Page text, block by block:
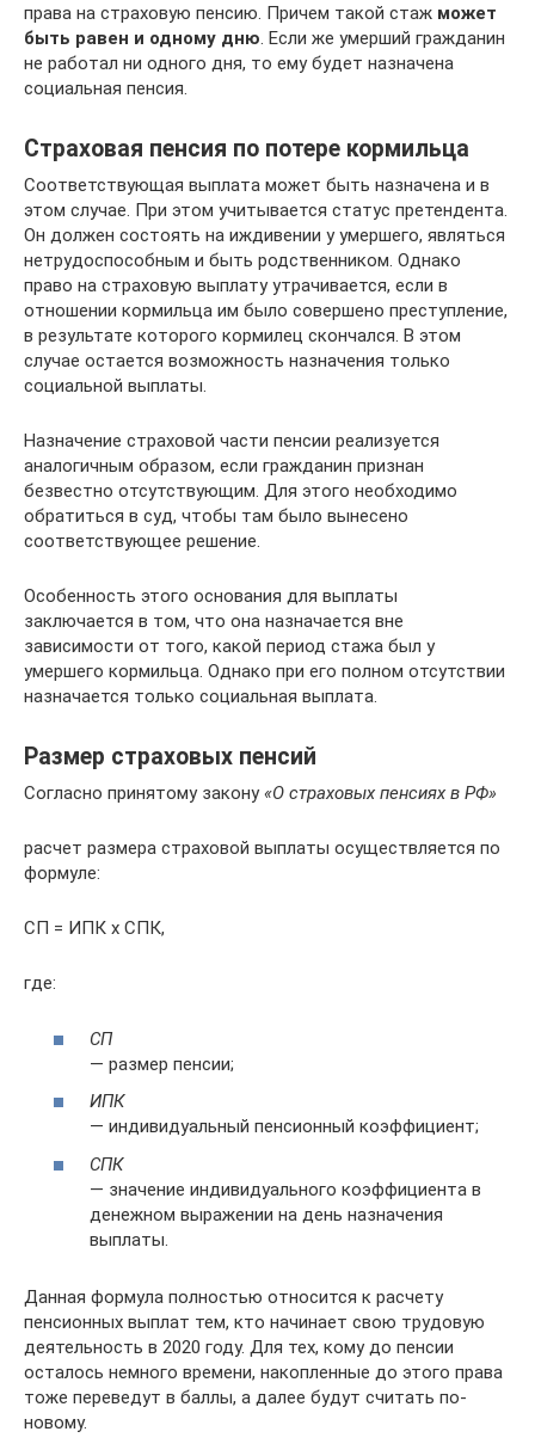
права на страховую пенсию. Причем такой стаж может
быть равен и одному дню. Если же умерший гражданин
не работал ни одного дня, то ему будет назначена
социальная пенсия.
Страховая пенсия по потере кормильца
Соответствующая выплата может быть назначена и в
этом случае. При этом учитывается статус претендента.
Он должен состоять на иждивении у умершего, являться
нетрудоспособным и быть родственником. Однако
право на страховую выплату утрачивается, если в
отношении кормильца им было совершено преступление,
в результате которого кормилец скончался. В этом
случае остается возможность назначения только
социальной выплаты.
Назначение страховой части пенсии реализуется
аналогичным образом, если гражданин признан
безвестно отсутствующим. Для этого необходимо
обратиться в суд, чтобы там было вынесено
соответствующее решение.
Особенность этого основания для выплаты
заключается в том, что она назначается вне
зависимости от того, какой период стажа был у
умершего кормильца. Однако при его полном отсутствии
назначается только социальная выплата.
Размер страховых пенсий
Согласно принятому закону«О страховых пенсиях в РФ»
расчет размера страховой выплаты осуществляется по
формуле:
СП = ИПК х СПК,
где:
СП
— размер пенсии;
ИПК
— индивидуальный пенсионный коэффициент;
СПК
— значение индивидуального коэффициента в
денежном выражении на день назначения
выплаты.
Данная формула полностью относится к расчету
пенсионных выплат тем, кто начинает свою трудовую
деятельность в 2020 году. Для тех, кому до пенсии
осталось немного времени, накопленные до этого права
тоже переведут в баллы, а далее будут считать по-
новому.